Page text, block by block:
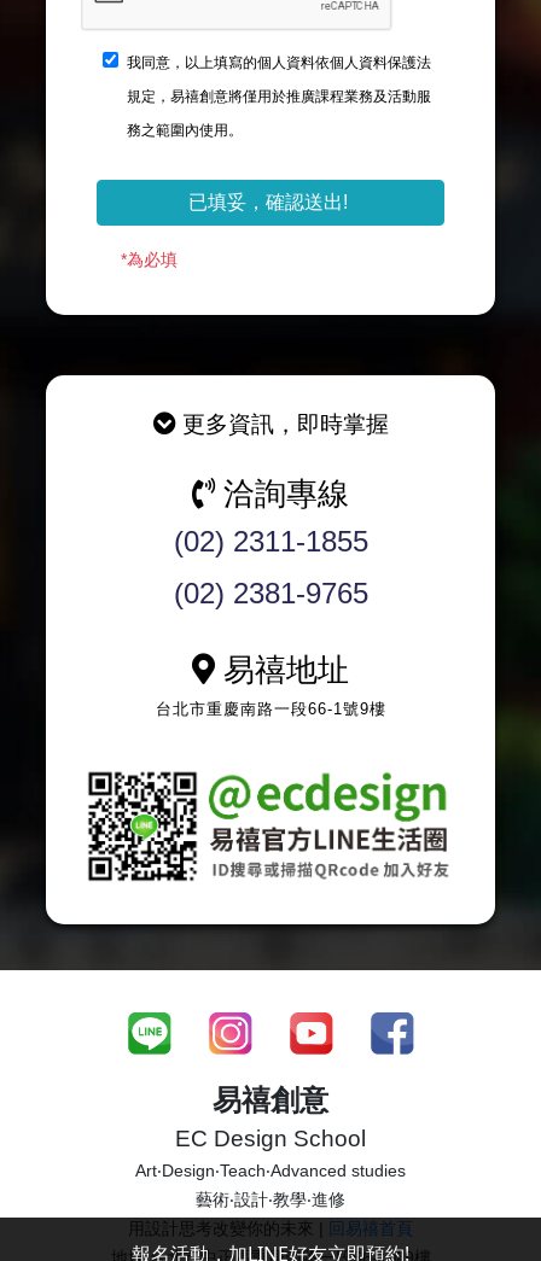
報名活動，加LINE好友立即預約!
我同意，以上填寫的個人資料依個人資料保護法
規定，易禧創意將僅用於推廣課程業務及活動服
務之範圍內使用。
*為必填
更多資訊，即時掌握
洽詢專線
(02) 2311-1855
(02) 2381-9765
易禧地址
台北市重慶南路一段66-1號9樓
易禧創意
EC Design School
Art‧Design‧Teach‧Advanced studies
藝術‧設計‧教學‧進修
用設計思考改變你的未來 | 回易禧首頁